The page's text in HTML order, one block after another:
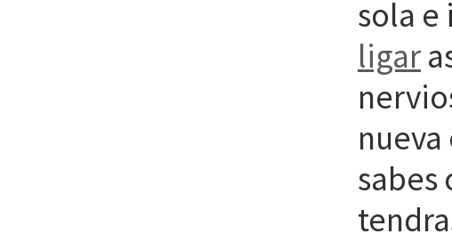
sola
ligar
sabes